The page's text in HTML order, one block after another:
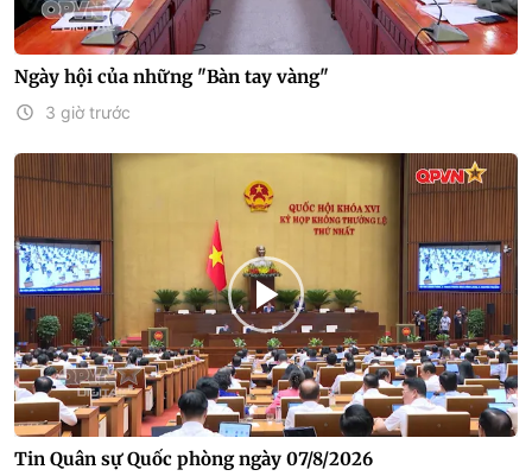
Ngày hội của những "Bàn tay vàng"
3 giờ trước
Tin Quân sự Quốc phòng ngày 07/8/2026